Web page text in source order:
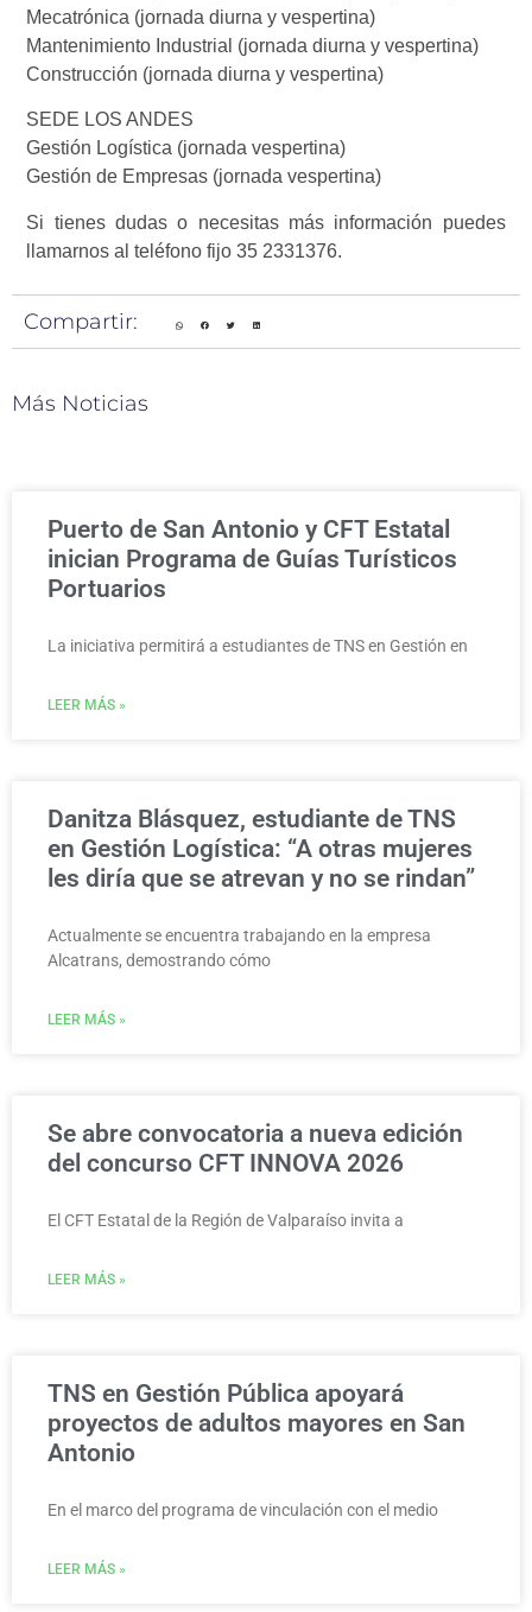
Mecatrónica (jornada diurna y vespertina)
Mantenimiento Industrial (jornada diurna y vespertina)
Construcción (jornada diurna y vespertina)
SEDE LOS ANDES
Gestión Logística (jornada vespertina)
Gestión de Empresas (jornada vespertina)
Si tienes dudas o necesitas más información puedes
llamarnos al teléfono fijo 35 2331376.
Compartir:
Más Noticias
Puerto de San Antonio y CFT Estatal
inician Programa de Guías Turísticos
Portuarios
La iniciativa permitirá a estudiantes de TNS en Gestión en
LEER MÁS »
Danitza Blásquez, estudiante de TNS
en Gestión Logística: “A otras mujeres
les diría que se atrevan y no se rindan”
Actualmente se encuentra trabajando en la empresa
Alcatrans, demostrando cómo
LEER MÁS »
Se abre convocatoria a nueva edición
del concurso CFT INNOVA 2026
El CFT Estatal de la Región de Valparaíso invita a
LEER MÁS »
TNS en Gestión Pública apoyará
proyectos de adultos mayores en San
Antonio
En el marco del programa de vinculación con el medio
LEER MÁS »